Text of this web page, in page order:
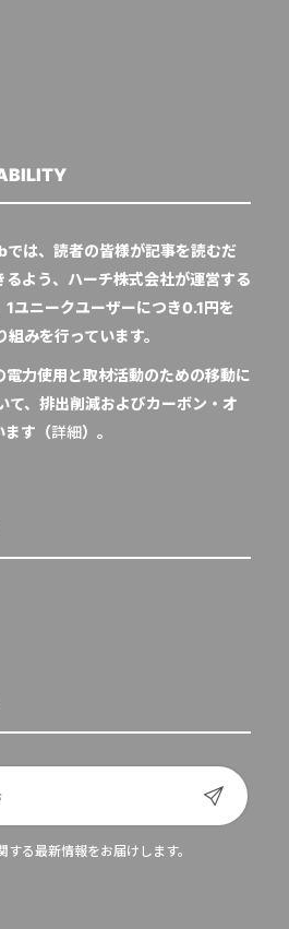
は、読者の皆様が記事を読むだ
よう、ハーチ株式会社が運営する
1ユニークユーザーにつき0.1円を
みを行っています。
力使用と取材活動のための移動に
て、排出削減およびカーボン・オ
ます（詳細）。
る最新情報をお届けします。